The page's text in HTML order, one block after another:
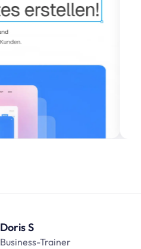
Doris S
Business-Trainer